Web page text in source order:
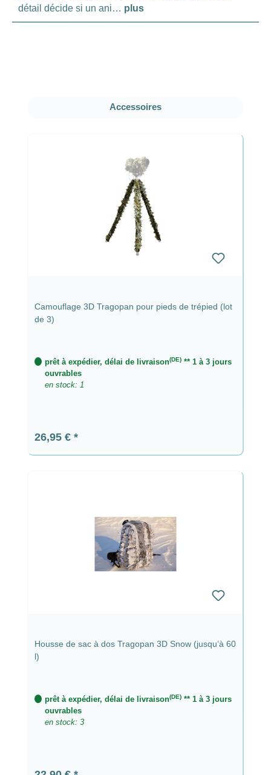
détail décide si un ani… plus
Ignorer la galerie de produits
Accessoires
Camouflage 3D Tragopan pour pieds de trépied (lot
de 3)
prêt à expédier, délai de livraison(DE)** 1 à 3 jours
ouvrables
en stock: 1
Prix régulier :
26,95 €
Housse de sac à dos Tragopan 3D Snow (jusqu’à 60
l)
prêt à expédier, délai de livraison(DE)** 1 à 3 jours
ouvrables
en stock: 3